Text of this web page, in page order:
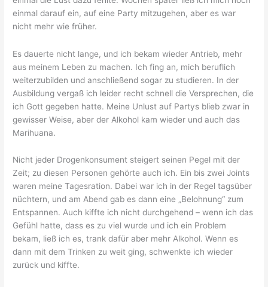
einmal darauf ein, auf eine Party mitzugehen, aber es war
nicht mehr wie früher.
Es dauerte nicht lange, und ich bekam wieder Antrieb, mehr
aus meinem Leben zu machen. Ich fing an, mich beruflich
weiterzubilden und anschließend sogar zu studieren. In der
Ausbildung vergaß ich leider recht schnell die Versprechen, die
ich Gott gegeben hatte. Meine Unlust auf Partys blieb zwar in
gewisser Weise, aber der Alkohol kam wieder und auch das
Marihuana.
Nicht jeder Drogenkonsument steigert seinen Pegel mit der
Zeit; zu diesen Personen gehörte auch ich. Ein bis zwei Joints
waren meine Tagesration. Dabei war ich in der Regel tagsüber
nüchtern, und am Abend gab es dann eine „Belohnung“ zum
Entspannen. Auch kiffte ich nicht durchgehend – wenn ich das
Gefühl hatte, dass es zu viel wurde und ich ein Problem
bekam, ließ ich es, trank dafür aber mehr Alkohol. Wenn es
dann mit dem Trinken zu weit ging, schwenkte ich wieder
zurück und kiffte.